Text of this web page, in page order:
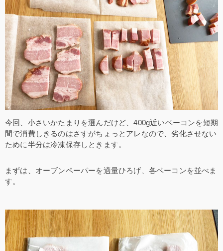
今回、小さいかたまりを選んだけど、400g近いベーコンを短期
間で消費しきるのはさすがちょっとアレなので、劣化させない
ために半分は冷凍保存しときます。
まずは、オーブンペーパーを適量ひろげ、各ベーコンを並べま
す。